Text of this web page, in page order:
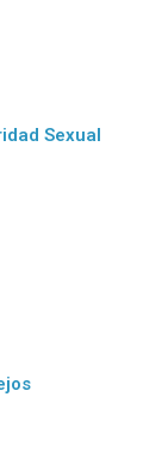
Sexual